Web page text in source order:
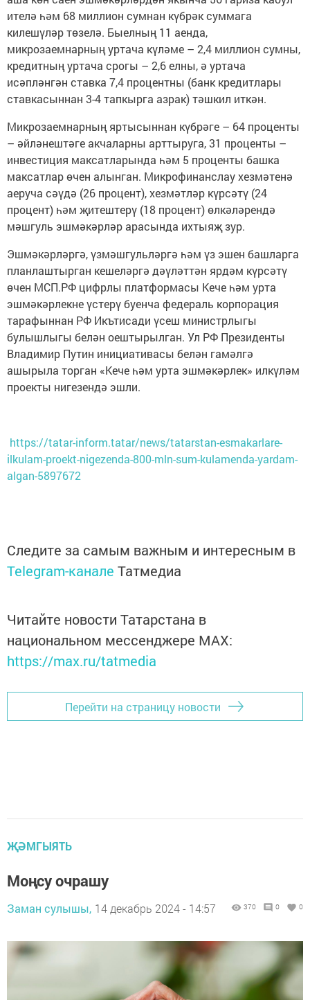
ителә һәм 68 миллион сумнан күбрәк суммага
килешүләр төзелә. Быелның 11 аенда,
микрозаемнарның уртача күләме – 2,4 миллион сумны,
кредитның уртача срогы – 2,6 елны, ә уртача
исәпләнгән ставка 7,4 процентны (банк кредитлары
ставкасыннан 3-4 тапкырга азрак) тәшкил иткән.
Микрозаемнарның яртысыннан күбрәге – 64 проценты
– әйләнештәге акчаларны арттыруга, 31 проценты –
инвестиция максатларында һәм 5 проценты башка
максатлар өчен алынган. Микрофинанслау хезмәтенә
аеруча сәүдә (26 процент), хезмәтләр күрсәтү (24
процент) һәм җитештерү (18 процент) өлкәләрендә
мәшгуль эшмәкәрләр арасында ихтыяҗ зур.
Эшмәкәрләргә, үзмәшгульләргә һәм үз эшен башларга
планлаштырган кешеләргә дәүләттән ярдәм күрсәтү
өчен МСП.РФ цифрлы платформасы Кече һәм урта
эшмәкәрлекне үстерү буенча федераль корпорация
тарафыннан РФ Икътисади үсеш министрлыгы
булышлыгы белән оештырылган. Ул РФ Президенты
Владимир Путин инициативасы белән гамәлгә
ашырыла торган «Кече һәм урта эшмәкәрлек» илкүләм
проекты нигезендә эшли.
https://tatar-inform.tatar/news/tatarstan-esmakarlare-
ilkulam-proekt-nigezenda-800-mln-sum-kulamenda-yardam-
algan-5897672
Следите за самым важным и интересным в
Telegram-канале Татмедиа
Читайте новости Татарстана в
национальном мессенджере MАХ:
https://max.ru/tatmedia
Перейти на страницу новости
ҖӘМГЫЯТЬ
Моңсу очрашу
Заман сулышы, 14 декабрь 2024 - 14:57 370 0 0